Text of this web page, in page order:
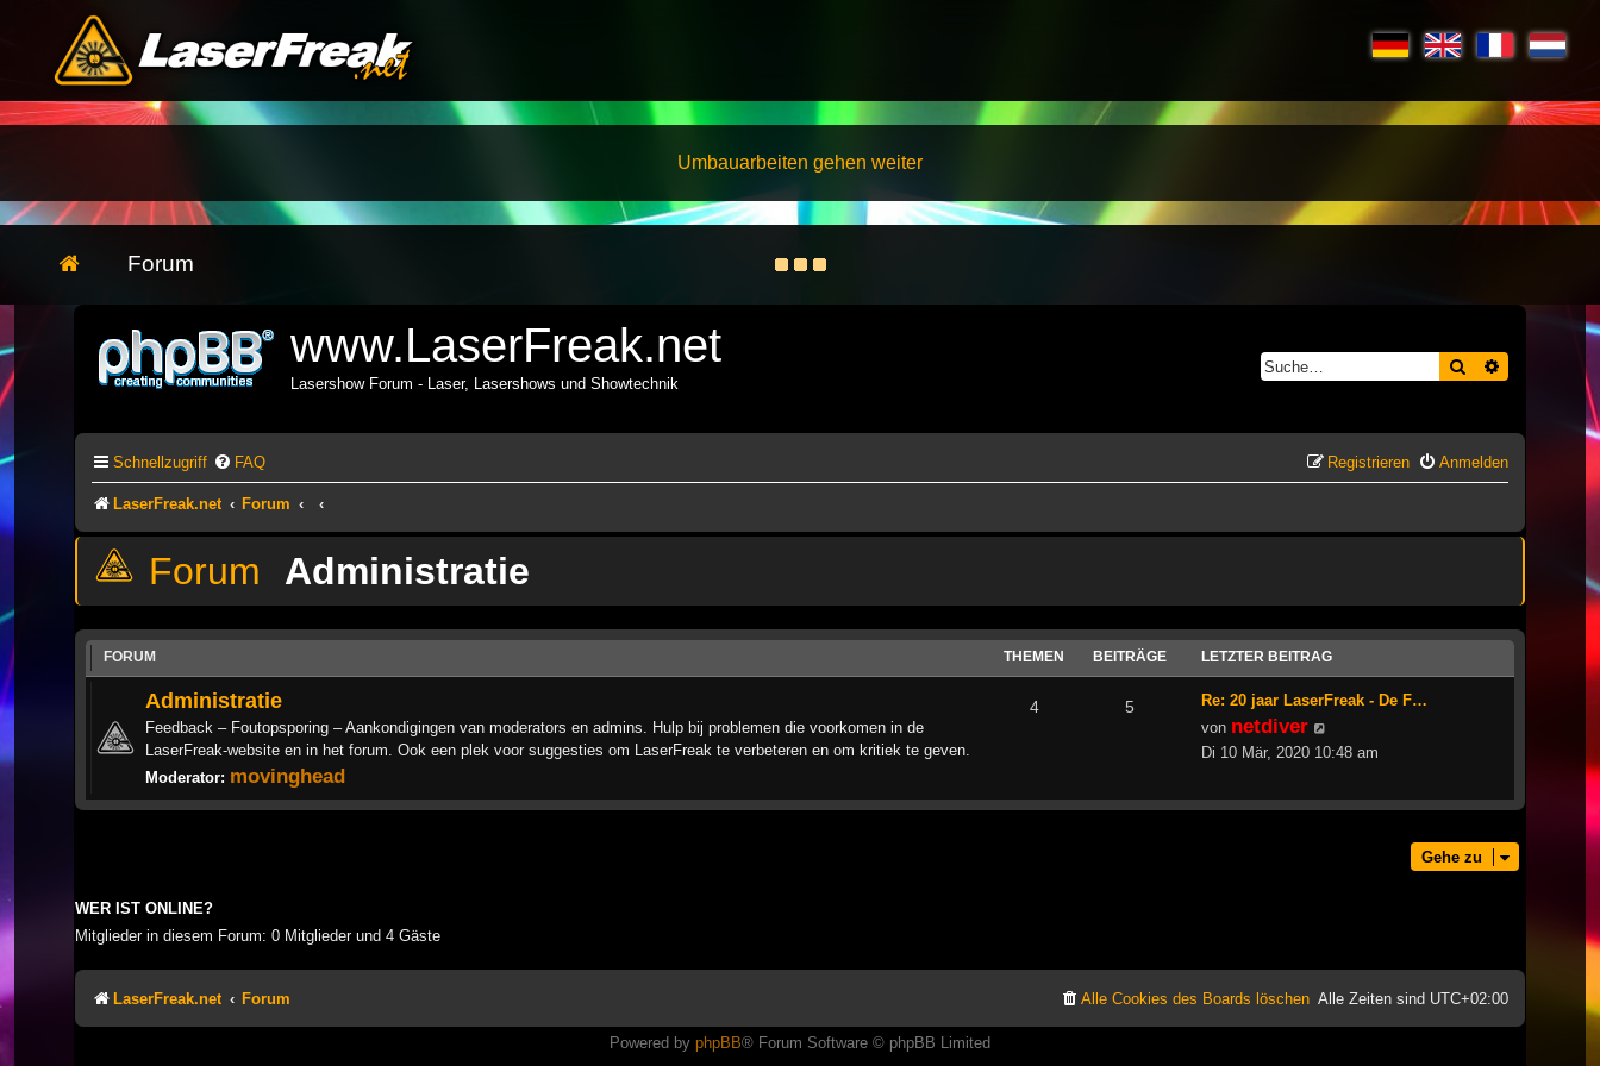
Umbauarbeiten gehen weiter
Forum
www.LaserFreak.net
Lasershow Forum - Laser, Lasershows und Showtechnik
Suche Erweiterte
Schnellzugriff FAQ Anmelden
Registrieren
LaserFreak.net Forum
Administratie
FORUM THEMEN BEITRÄGE LETZTER BEITRAG
Administratie
Feedback – Foutopsporing – Aankondigingen van moderators en admins. Hulp bij problemen die voorkomen in de
LaserFreak-website en in het forum. Ook een plek voor suggesties om LaserFreak te verbeteren en om kritiek te geven.
Moderator: movinghead
4 5
Re: 20 jaar LaserFreak - De F…
von netdiver
Beitrag
Di 10 Mär, 2020 10:48 am
Gehe zu
WER IST ONLINE?
Mitglieder in diesem Forum: 0 Mitglieder und 4 Gäste
LaserFreak.net Forum Alle Zeiten sind UTC+02:00
Alle Cookies des Boards löschen
Powered by phpBB® Forum Software © phpBB Limited